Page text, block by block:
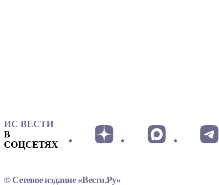
ИС ВЕСТИ
В
СОЦСЕТЯХ
© Сетевое издание «Вести.Ру»